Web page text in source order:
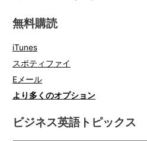
無料購読
iTunes
スポティファイ
Eメール
より多くのオプション
ビジネス英語トピックス